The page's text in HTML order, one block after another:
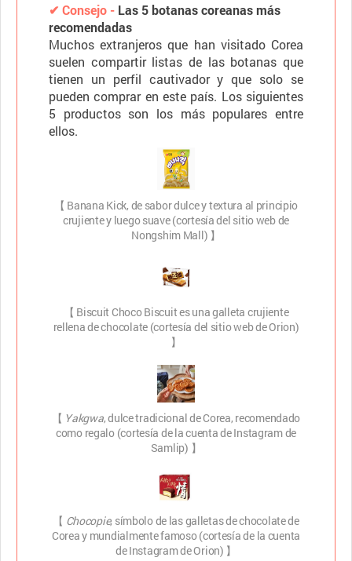
✔ Consejo - Las 5 botanas coreanas más
recomendadas
Muchos extranjeros que han visitado Corea
suelen compartir listas de las botanas que
tienen un perfil cautivador y que solo se
pueden comprar en este país. Los siguientes
5 productos son los más populares entre
ellos.
【 Banana Kick, de sabor dulce y textura al principio
crujiente y luego suave (cortesía del sitio web de
Nongshim Mall) 】
【 Biscuit Choco Biscuit es una galleta crujiente
rellena de chocolate (cortesía del sitio web de Orion)
】
【 Yakgwa, dulce tradicional de Corea, recomendado
como regalo (cortesía de la cuenta de Instagram de
Samlip) 】
【 Chocopie, símbolo de las galletas de chocolate de
Corea y mundialmente famoso (cortesía de la cuenta
de Instagram de Orion) 】